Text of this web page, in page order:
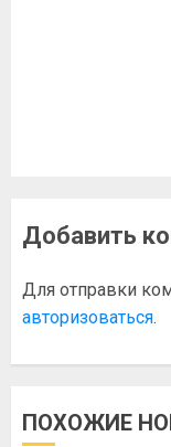
Добавить
Для отправки
авторизоваться.
ПОХОЖИЕ